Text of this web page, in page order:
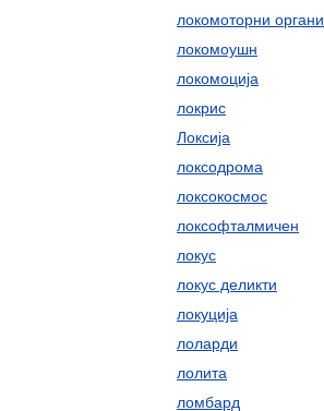
локомоторни органи
локомоушн
локомоција
локрис
Локсија
локсодрома
локсокосмос
локсофталмичен
локус
локус деликти
локуција
лоларди
лолита
ломбард